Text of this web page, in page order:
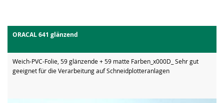
ORACAL 641 glänzend
Weich-PVC-Folie, 59 glänzende + 59 matte Farben_x000D_ Sehr gut
geeignet für die Verarbeitung auf Schneidplotteranlagen